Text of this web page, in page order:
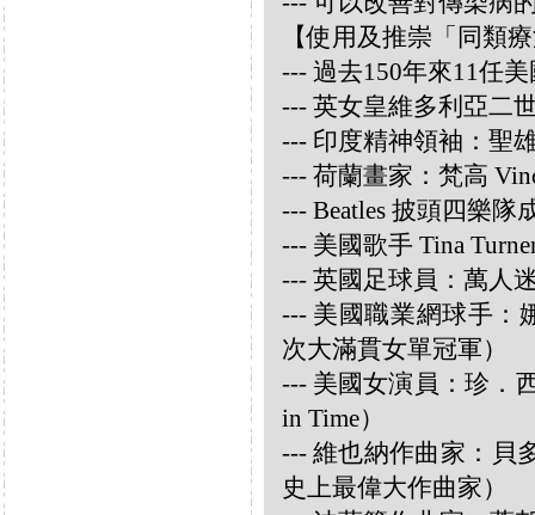
【使用及推崇「同類
--- 過去150年來11任
--- 英女皇維多利亞二
--- 印度精神領袖：聖
--- 荷蘭畫家：梵高
--- Beatles 披頭四樂隊
--- 美國歌手 Tina
--- 英國足球員：萬人
--- 美國職業網球手：
次大滿貫女單冠軍）
--- 美國女演員：珍．
in Time）
--- 維也納作曲家：貝
史上最偉大作曲家）